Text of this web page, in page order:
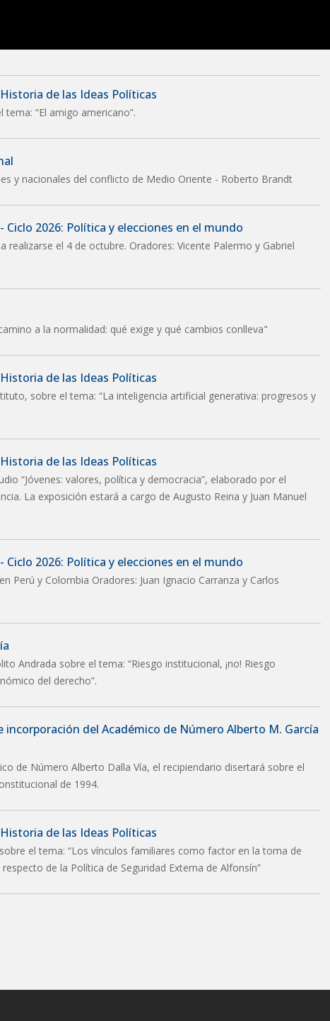
de las Ideas Políticas
“El amigo americano”.
y nacionales del conflicto de Medio Oriente - Roberto Brandt
2026: Política y elecciones en el mundo
realizarse el 4 de octubre. Oradores: Vicente Palermo y Gabriel
a la normalidad: qué exige y qué cambios conlleva"
de las Ideas Políticas
sobre el tema: “La inteligencia artificial generativa: progresos y
de las Ideas Políticas
“Jóvenes: valores, política y democracia”, elaborado por el
La exposición estará a cargo de Augusto Reina y Juan Manuel
2026: Política y elecciones en el mundo
Perú y Colombia Oradores: Juan Ignacio Carranza y Carlos
Andrada sobre el tema: “Riesgo institucional, ¡no! Riesgo
del derecho”.
incorporación del Académico de Número Alberto M. García
de Número Alberto Dalla Vía, el recipiendario disertará sobre el
de 1994.
de las Ideas Políticas
el tema: “Los vínculos familiares como factor en la toma de
de la Política de Seguridad Externa de Alfonsín”